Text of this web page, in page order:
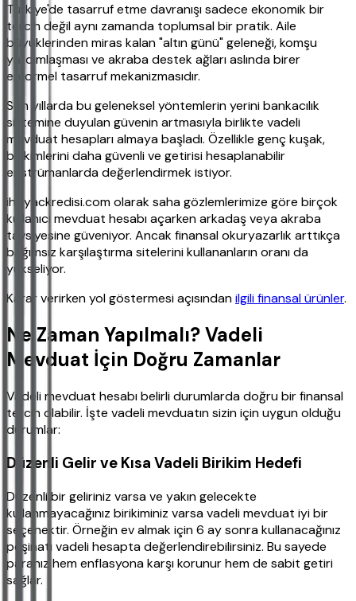
Türkiye'de tasarruf etme davranışı sadece ekonomik bir
tercih değil aynı zamanda toplumsal bir pratik. Aile
büyüklerinden miras kalan "altın günü" geleneği, komşu
yardımlaşması ve akraba destek ağları aslında birer
enformel tasarruf mekanizmasıdır.
Son yıllarda bu geleneksel yöntemlerin yerini bankacılık
sistemine duyulan güvenin artmasıyla birlikte vadeli
mevduat hesapları almaya başladı. Özellikle genç kuşak,
birikimlerini daha güvenli ve getirisi hesaplanabilir
enstrümanlarda değerlendirmek istiyor.
ihtiyackredisi.com olarak saha gözlemlerimize göre birçok
kullanıcı mevduat hesabı açarken arkadaş veya akraba
tavsiyesine güveniyor. Ancak finansal okuryazarlık arttıkça
bağımsız karşılaştırma sitelerini kullananların oranı da
yükseliyor.
Karar verirken yol göstermesi açısındanilgili finansal ürünler.
Ne Zaman Yapılmalı? Vadeli
Mevduat İçin Doğru Zamanlar
Vadeli mevduat hesabı belirli durumlarda doğru bir finansal
tercih olabilir. İşte vadeli mevduatın sizin için uygun olduğu
durumlar:
Düzenli Gelir ve Kısa Vadeli Birikim Hedefi
Düzenli bir geliriniz varsa ve yakın gelecekte
kullanmayacağınız birikiminiz varsa vadeli mevduat iyi bir
seçenektir. Örneğin ev almak için 6 ay sonra kullanacağınız
peşinatı vadeli hesapta değerlendirebilirsiniz. Bu sayede
paranız hem enflasyona karşı korunur hem de sabit getiri
sağlar.